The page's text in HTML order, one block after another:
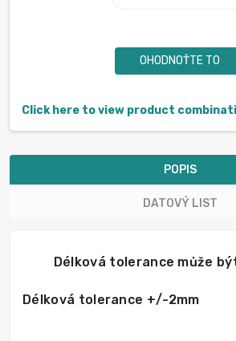
OHODNOŤTE TO
Click here to view product
POPIS
DATOVÝ LIST
Délková tolerance může
Délková tolerance +/-2mm